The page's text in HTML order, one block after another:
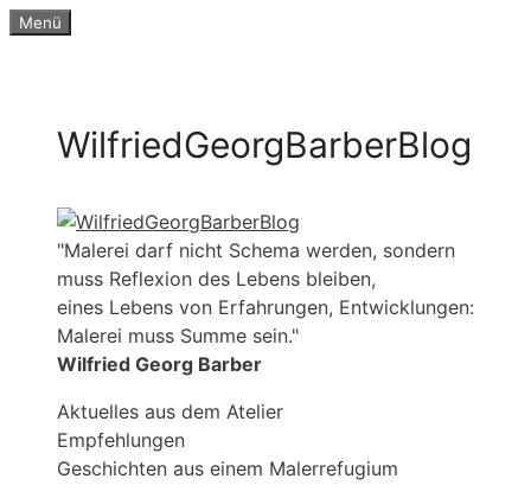
Zum
Menü
WilfriedGeorgBarberBlog
"Malerei darf nicht Schema werden, sondern
muss Reflexion des Lebens bleiben,
eines Lebens von Erfahrungen, Entwicklungen:
Malerei muss Summe sein."
Wilfried Georg Barber
Aktuelles aus dem Atelier
Empfehlungen
Geschichten aus einem Malerrefugium